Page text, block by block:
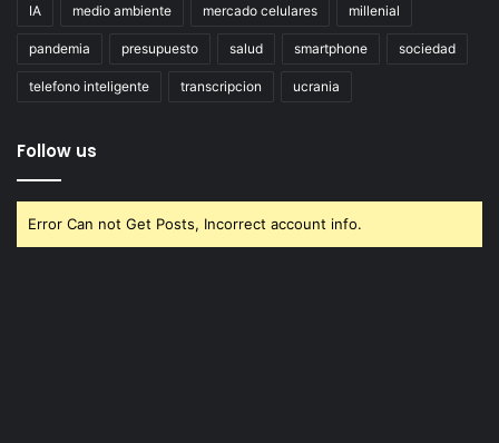
IA medio ambiente mercado celulares millenial
pandemia presupuesto salud smartphone sociedad
telefono inteligente transcripcion ucrania
Follow us
Error Can not Get Posts, Incorrect account info.